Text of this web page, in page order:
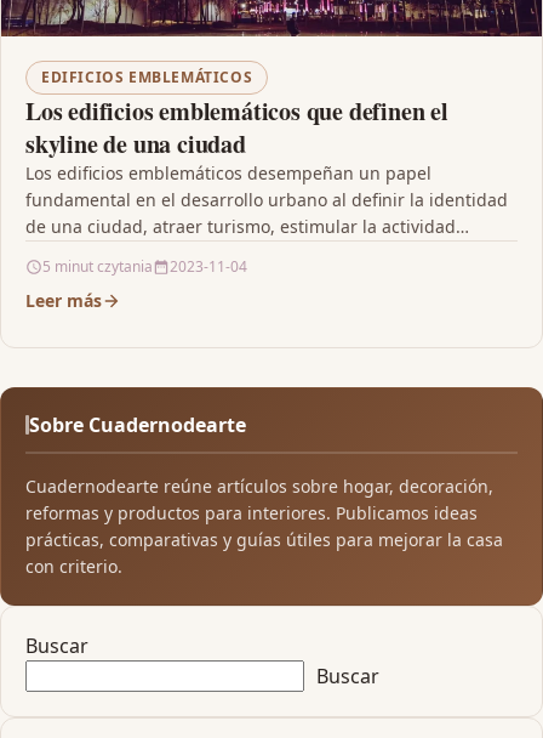
EDIFICIOS EMBLEMÁTICOS
Los edificios emblemáticos que definen el
skyline de una ciudad
Los edificios emblemáticos desempeñan un papel
fundamental en el desarrollo urbano al definir la identidad
de una ciudad, atraer turismo, estimular la actividad
5 minut czytania 2023-11-04
Leer más
Sobre Cuadernodearte
Cuadernodearte reúne artículos sobre hogar, decoración,
reformas y productos para interiores. Publicamos ideas
prácticas, comparativas y guías útiles para mejorar la casa
con criterio.
Buscar
Buscar